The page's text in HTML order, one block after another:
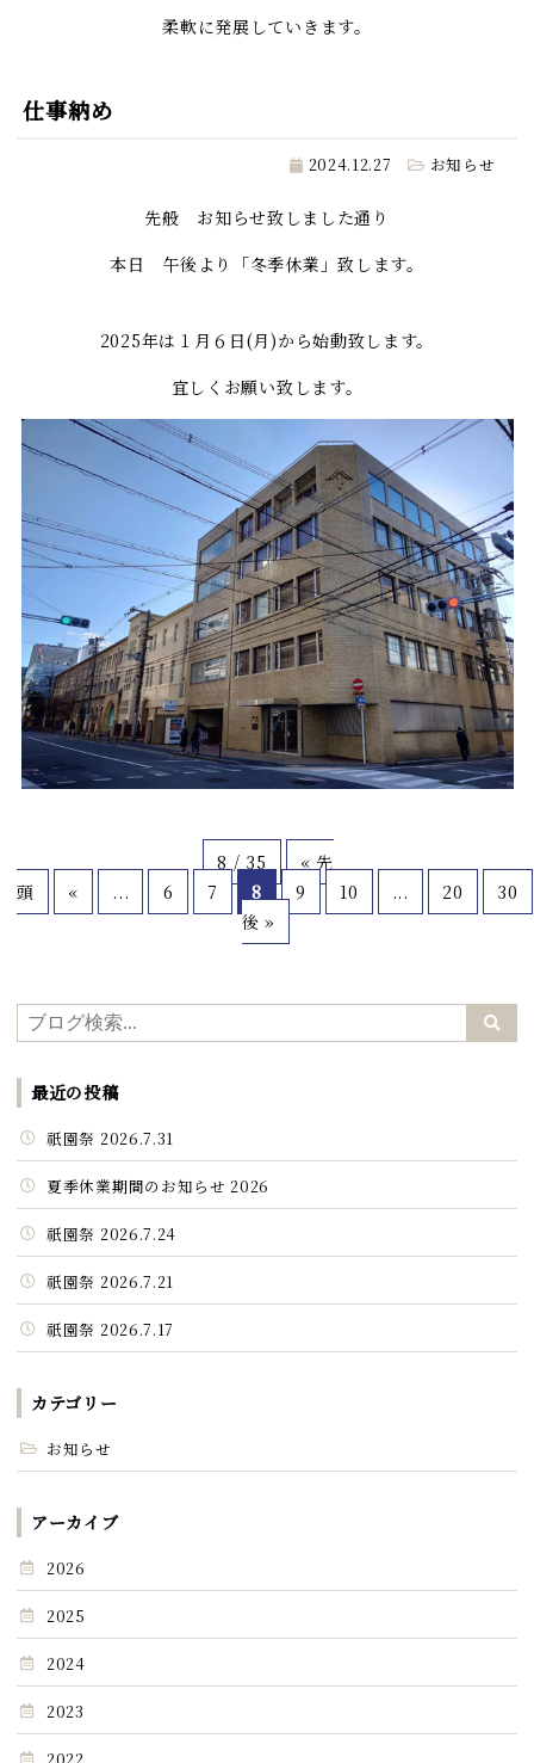
柔軟に発展していきます。
仕事納め
2024.12.27 お知らせ
先般 お知らせ致しました通り
本日 午後より「冬季休業」致します。
2025年は１月６日(月)から始動致します。
宜しくお願い致します。
8 / 35
« 先
頭
« ... 6 7 8 9 10 ... 20
30
後 »
最近の投稿
祇園祭 2026.7.31
夏季休業期間のお知らせ 2026
祇園祭 2026.7.24
祇園祭 2026.7.21
祇園祭 2026.7.17
カテゴリー
お知らせ
アーカイブ
2026
2025
2024
2023